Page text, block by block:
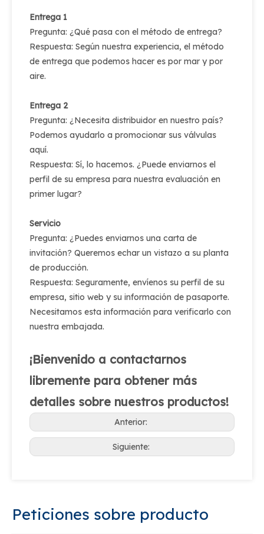
Entrega 1
Pregunta: ¿Qué pasa con el método de entrega?
Respuesta: Según nuestra experiencia, el método
de entrega que podemos hacer es por mar y por
aire.
Entrega 2
Pregunta: ¿Necesita distribuidor en nuestro país?
Podemos ayudarlo a promocionar sus válvulas
aquí.
Respuesta: Sí, lo hacemos. ¿Puede enviarnos el
perfil de su empresa para nuestra evaluación en
primer lugar?
Servicio
Pregunta: ¿Puedes enviarnos una carta de
invitación? Queremos echar un vistazo a su planta
de producción.
Respuesta: Seguramente, envíenos su perfil de su
empresa, sitio web y su información de pasaporte.
Necesitamos esta información para verificarlo con
nuestra embajada.
¡Bienvenido a contactarnos
libremente para obtener más
detalles sobre nuestros productos!
Anterior:
Siguiente:
Peticiones sobre producto